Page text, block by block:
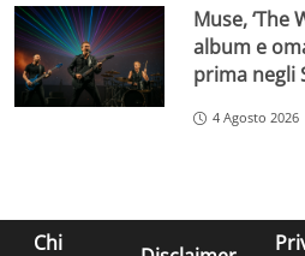
Muse, ‘The
album e
prima negli
4 Agosto 2026
Chi